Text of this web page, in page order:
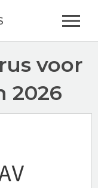
voor
2026